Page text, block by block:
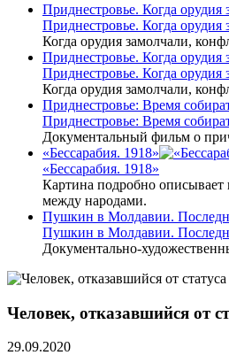
Приднестровье. Когда орудия
Приднестровье. Когда орудия
Когда орудия замолчали,
Приднестровье. Когда орудия
Приднестровье. Когда орудия
Когда орудия замолчали,
Приднестровье: Время
Приднестровье: Время
Документальный фильм о
«Бессарабия. 1918»
«Бессарабия. 1918»
Картина подробно описывает
между народами.
Пушкин в Молдавии.
Пушкин в Молдавии.
Документально-
Человек, отказавшийся от
29.09.2020